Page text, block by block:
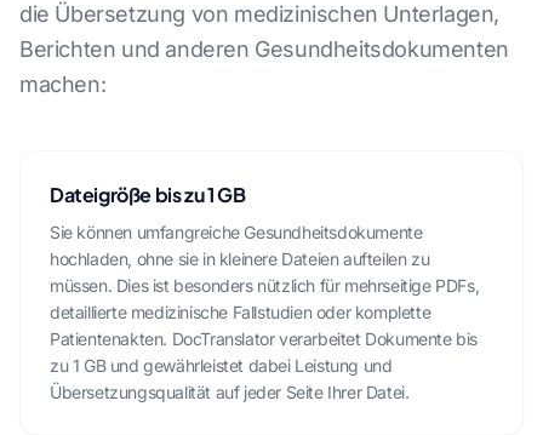
die Übersetzung von medizinischen Unterlagen,
Berichten und anderen Gesundheitsdokumenten
machen:
Dateigröße bis zu 1 GB
Sie können umfangreiche Gesundheitsdokumente
hochladen, ohne sie in kleinere Dateien aufteilen zu
müssen. Dies ist besonders nützlich für mehrseitige PDFs,
detaillierte medizinische Fallstudien oder komplette
Patientenakten. DocTranslator verarbeitet Dokumente bis
zu 1 GB und gewährleistet dabei Leistung und
Übersetzungsqualität auf jeder Seite Ihrer Datei.